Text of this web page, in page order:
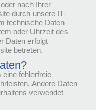
nach Ihrer
durch unsere IT-
technische Daten
oder Uhrzeit des
Daten erfolgt
betreten.
eine fehlerfreie
Andere Daten
verwendet